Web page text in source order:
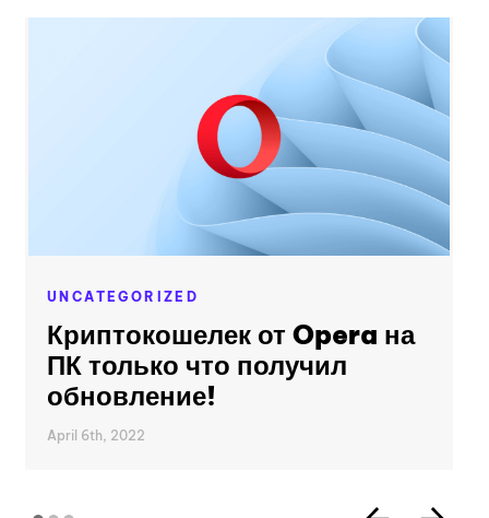
UNCATEGORIZED
Криптокошелек от Opera на
ПК только что получил
обновление!
April 6th, 2022